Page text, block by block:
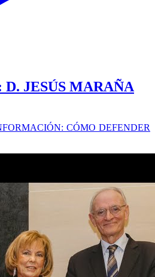
JESÚS MARAÑA
CÓMO DEFENDER